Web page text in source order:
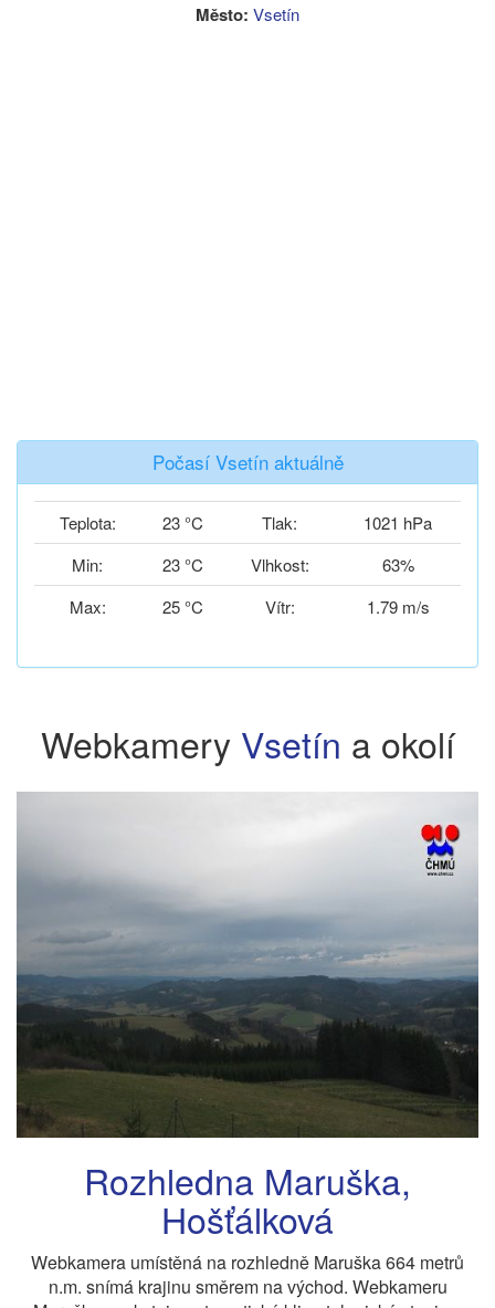
Město: Vsetín
Počasí Vsetín aktuálně
Teplota: 23 °C Tlak:
1021 hPa
Min:
23 °C Vlhkost:
63%
Max:
25 °C Vítr: 1.79 m/s
Webkamery Vsetín a okolí
Rozhledna Maruška,
Hošťálková
Webkamera umístěná na rozhledně Maruška 664 metrů
n.m. snímá krajinu směrem na východ. Webkameru